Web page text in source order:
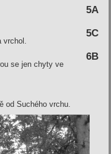
5A
5C
vrchol.
6B
se jen chyty ve
od Suchého vrchu.